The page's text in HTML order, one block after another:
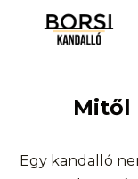
Mitől
Egy kandalló